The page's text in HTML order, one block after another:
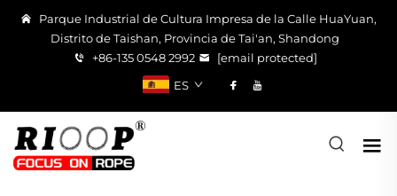
Parque Industrial de Cultura Impresa de la Calle HuaYuan,
Distrito de Taishan, Provincia de Tai'an, Shandong
+86-135 0548 2992
[email protected]
ES